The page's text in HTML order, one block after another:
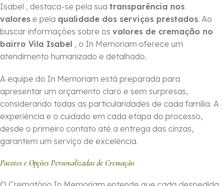
Isabel , destaca-se pela sua transparência nos
valores e pela qualidade dos serviços prestados. Ao
buscar informações sobre os valores de cremação no
bairro Vila Isabel , o In Memoriam oferece um
atendimento humanizado e detalhado.
A equipe do In Memoriam está preparada para
apresentar um orçamento claro e sem surpresas,
considerando todas as particularidades de cada família. A
experiência e o cuidado em cada etapa do processo,
desde o primeiro contato até a entrega das cinzas,
garantem um serviço de excelência.
Pacotes e Opções Personalizadas de Cremação